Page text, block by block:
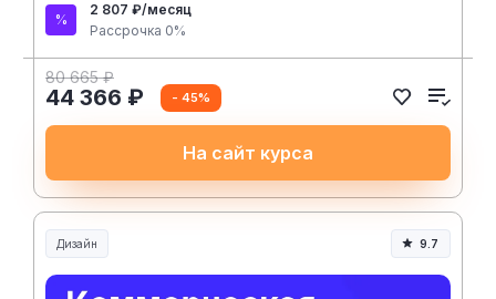
2 807 ₽/месяц
Рассрочка 0%
80 665 ₽
44 366 ₽ - 45%
На сайт курса
Дизайн 9.7